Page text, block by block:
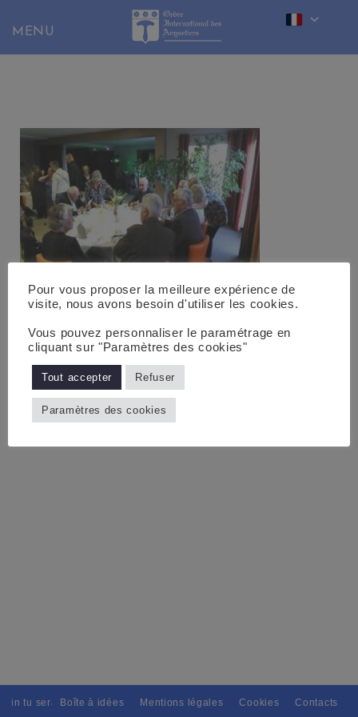
content
tu seras, Pour tous avec discernement. // L'amitié tu
Boîte à idées Mentions légales Cookies Contacts
Pour vous proposer la meilleure expérience de
visite, nous avons besoin d'utiliser les cookies.
Vous pouvez personnaliser le paramétrage en
cliquant sur "Paramètres des cookies"
Tout accepter Refuser
Paramètres des cookies